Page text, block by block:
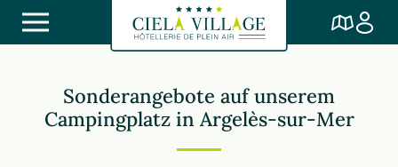
Sonderangebote auf unserem
Campingplatz in Argelès-sur-Mer